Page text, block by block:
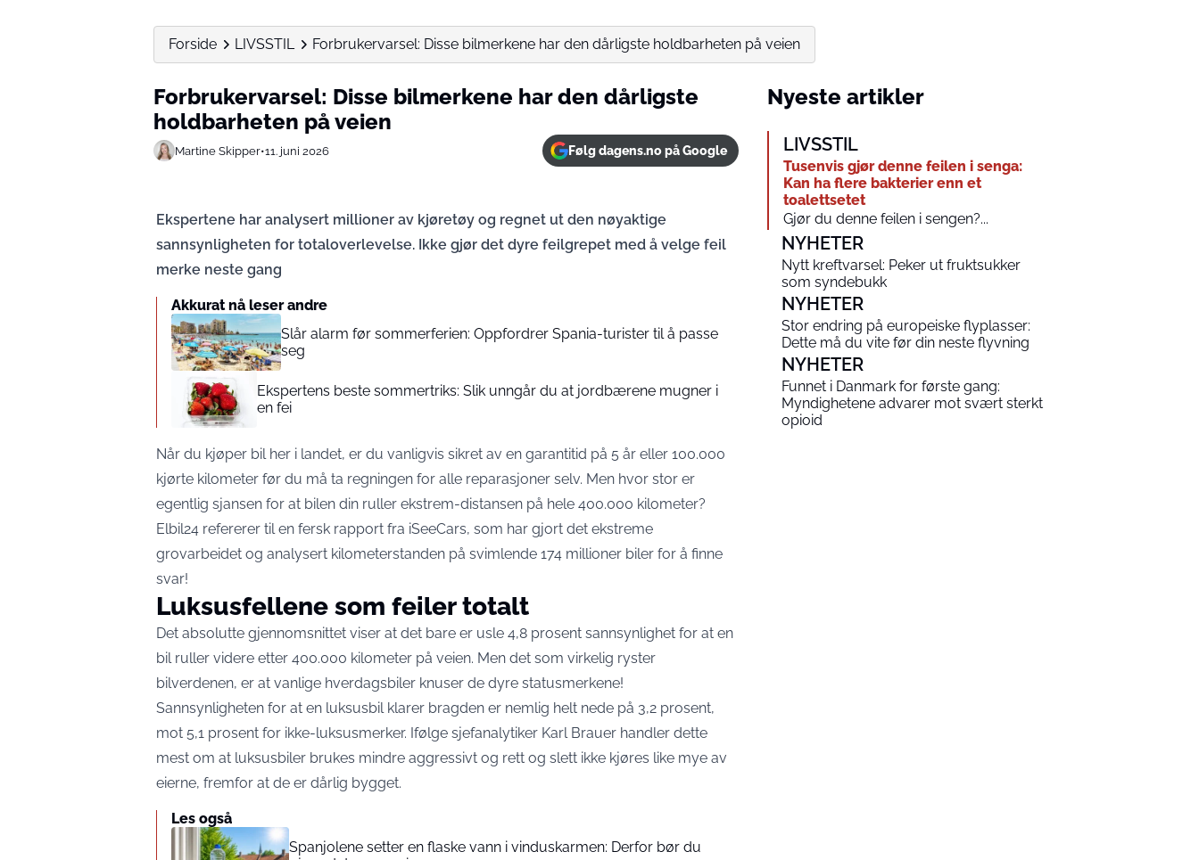
Forside LIVSSTIL Forbrukervarsel: Disse bilmerkene har den dårligste holdbarheten på veien
Forbrukervarsel: Disse bilmerkene har den dårligste
holdbarheten på veien
Martine Skipper•11. juni 2026 Følg dagens.no på Google
Ekspertene har analysert millioner av kjøretøy og regnet ut den nøyaktige
sannsynligheten for totaloverlevelse. Ikke gjør det dyre feilgrepet med å velge feil
merke neste gang
Akkurat nå leser andre
Slår alarm før sommerferien: Oppfordrer Spania-turister til å passe
seg
Ekspertens beste sommertriks: Slik unngår du at jordbærene mugner i
en fei
Når du kjøper bil her i landet, er du vanligvis sikret av en garantitid på 5 år eller 100.000
kjørte kilometer før du må ta regningen for alle reparasjoner selv. Men hvor stor er
egentlig sjansen for at bilen din ruller ekstrem-distansen på hele 400.000 kilometer?
Elbil24 refererer til en fersk rapport fra iSeeCars, som har gjort det ekstreme
grovarbeidet og analysert kilometerstanden på svimlende 174 millioner biler for å finne
svar!
Luksusfellene som feiler totalt
Det absolutte gjennomsnittet viser at det bare er usle 4,8 prosent sannsynlighet for at en
bil ruller videre etter 400.000 kilometer på veien. Men det som virkelig ryster
bilverdenen, er at vanlige hverdagsbiler knuser de dyre statusmerkene!
Sannsynligheten for at en luksusbil klarer bragden er nemlig helt nede på 3,2 prosent,
mot 5,1 prosent for ikke-luksusmerker. Ifølge sjefanalytiker Karl Brauer handler dette
mest om at luksusbiler brukes mindre aggressivt og rett og slett ikke kjøres like mye av
eierne, fremfor at de er dårlig bygget.
Les også
Spanjolene setter en flaske vann i vinduskarmen: Derfor bør du
Nyeste artikler
LIVSSTIL
Tusenvis gjør denne feilen i senga:
Kan ha flere bakterier enn et
toalettsetet
Gjør du denne feilen i sengen?...
NYHETER
Nytt kreftvarsel: Peker ut fruktsukker
som syndebukk
NYHETER
Stor endring på europeiske flyplasser:
Dette må du vite før din neste flyvning
NYHETER
Funnet i Danmark for første gang:
Myndighetene advarer mot svært sterkt
opioid